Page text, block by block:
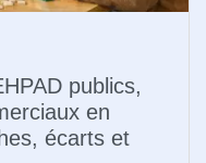
publics,
en
écarts et